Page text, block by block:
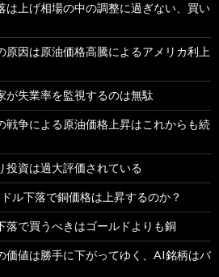
は上げ相場の中の調整に過ぎない、買い
原因は原油価格高騰によるアメリカ利上
が失業率を監視するのは無駄
戦争による原油価格上昇はこれからも続
投資は過大評価されている
ル下落で銅価格は上昇するのか？
落で買うべきはゴールドよりも銅
価値は勝手に下がってゆく、AI銘柄はバ